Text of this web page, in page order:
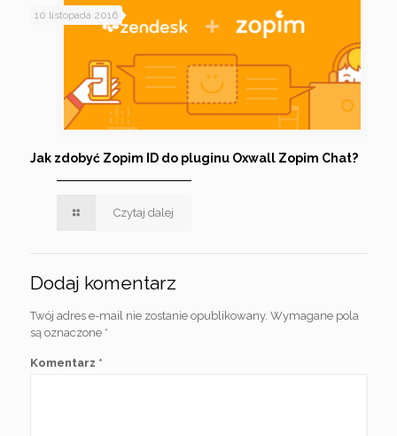
10 listopada 2016
Jak zdobyć Zopim ID do pluginu Oxwall Zopim Chat?
Czytaj dalej
Dodaj komentarz
Twój adres e-mail nie zostanie opublikowany. Wymagane pola
są oznaczone *
Komentarz *